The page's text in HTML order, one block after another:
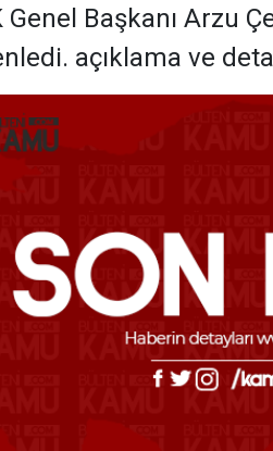
Genel Başkanı Arzu
açıklama ve